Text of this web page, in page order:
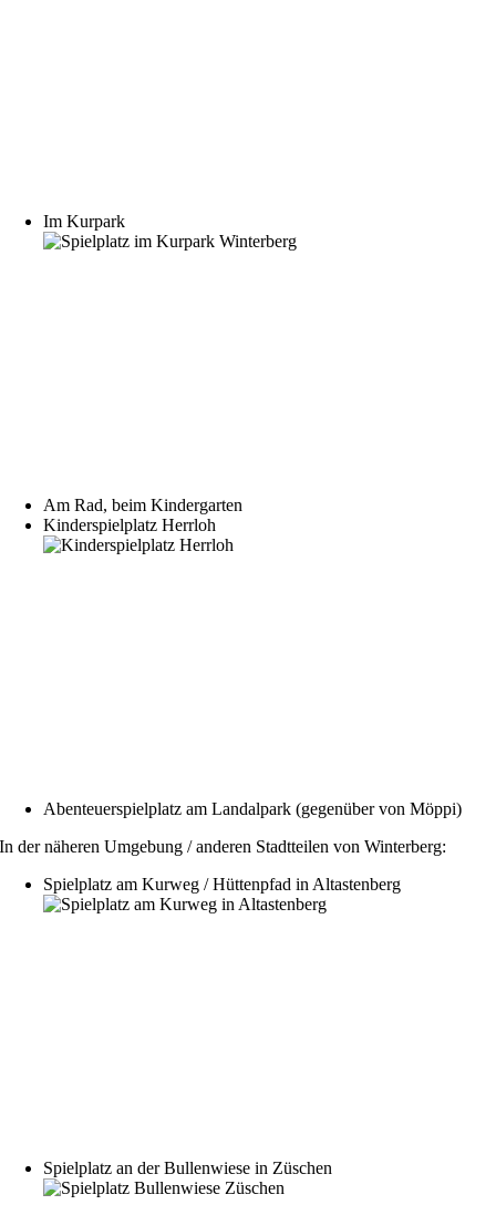
Im Kurpark
Am Rad, beim Kindergarten
Kinderspielplatz Herrloh
Abenteuerspielplatz am Landalpark (gegenüber von Möppi)
In der näheren Umgebung / anderen Stadtteilen von Winterberg:
Spielplatz am Kurweg / Hüttenpfad in Altastenberg
Spielplatz an der Bullenwiese in Züschen